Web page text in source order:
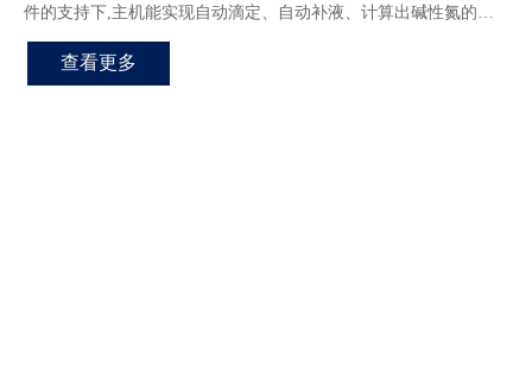
件的支持下,主机能实现自动滴定、自动补液、计算出碱性氮的含
查看更多